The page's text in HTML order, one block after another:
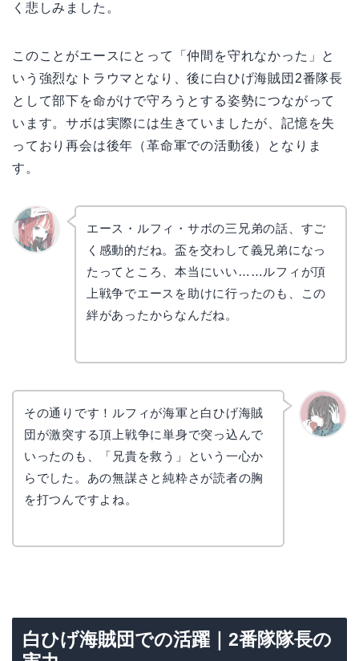
く悲しみました。
このことがエースにとって「仲間を守れなかった」と
いう強烈なトラウマとなり、後に白ひげ海賊団2番隊長
として部下を命がけで守ろうとする姿勢につながって
います。サボは実際には生きていましたが、記憶を失
っており再会は後年（革命軍での活動後）となりま
す。
エース・ルフィ・サボの三兄弟の話、すご
く感動的だね。盃を交わして義兄弟になっ
たってところ、本当にいい……ルフィが頂
上戦争でエースを助けに行ったのも、この
絆があったからなんだね。
その通りです！ルフィが海軍と白ひげ海賊
団が激突する頂上戦争に単身で突っ込んで
いったのも、「兄貴を救う」という一心か
らでした。あの無謀さと純粋さが読者の胸
を打つんですよね。
白ひげ海賊団での活躍｜2番隊隊長の